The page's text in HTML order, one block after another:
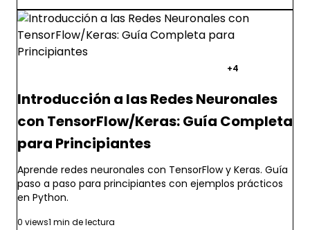
+4
Introducción a las Redes Neuronales
con TensorFlow/Keras: Guía Completa
para Principiantes
Aprende redes neuronales con TensorFlow y Keras. Guía
paso a paso para principiantes con ejemplos prácticos
en Python.
0 views1 min de lectura